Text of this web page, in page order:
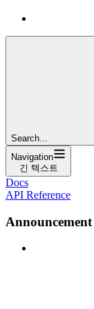
Search...
Navigation
긴 텍스트
Docs
API Reference
Announcement